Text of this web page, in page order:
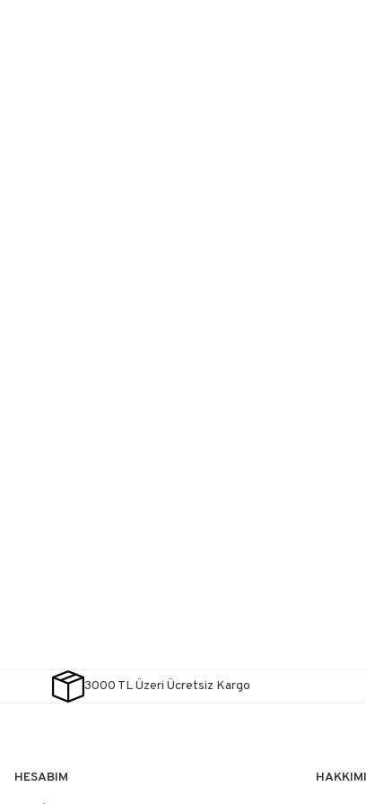
3000 TL Üzeri Ücretsiz Kargo
HESABIM